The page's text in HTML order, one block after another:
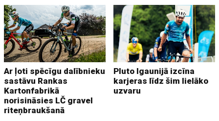
Ar ļoti spēcīgu dalībnieku
sastāvu Rankas
Kartonfabrikā
norisināsies LČ gravel
riteņbraukšanā
Pluto Igaunijā izcīna
karjeras līdz šim lielāko
uzvaru